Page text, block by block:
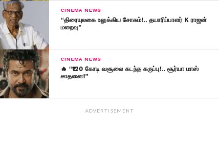
CINEMA NEWS
“திரையுலகை உலுக்கிய சோகம்!.. தயாரிப்பாளர் K ராஜன்
மறைவு”
CINEMA NEWS
🔥 “₹120 கோடி வசூலை கடந்த கருப்பு!.. சூர்யா மாஸ்
சாதனை!”
ADVERTISEMENT